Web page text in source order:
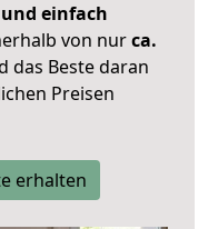
einfach
von nurca.
das Beste daran
Preisen
erhalten